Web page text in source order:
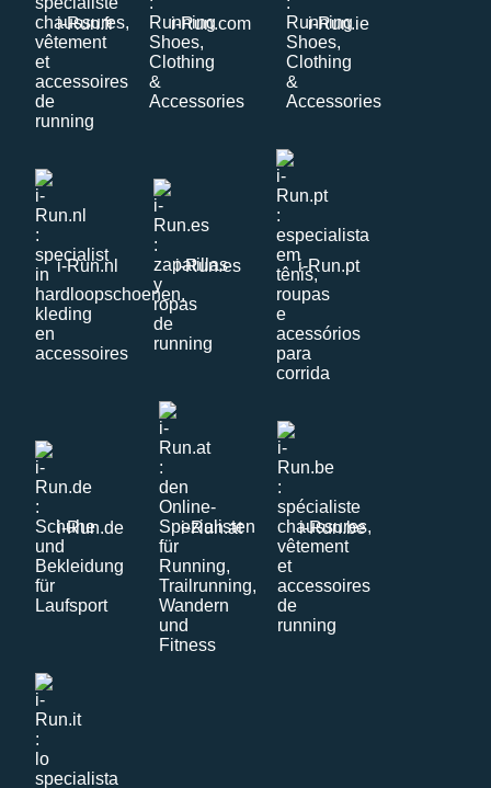
i-Run.fr i-Run.com i-Run.ie
i-Run.nl i-Run.es i-Run.pt
i-Run.de i-Run.at i-Run.be